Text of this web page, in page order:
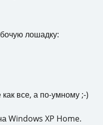
лошадку:
все, а по-умному ;-)
Windows XP Home.